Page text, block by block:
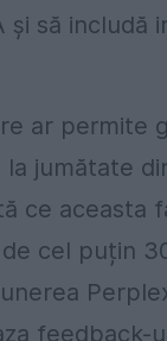
și să includă
ar permite
la jumătate
ce aceasta
cel puțin
feedback-